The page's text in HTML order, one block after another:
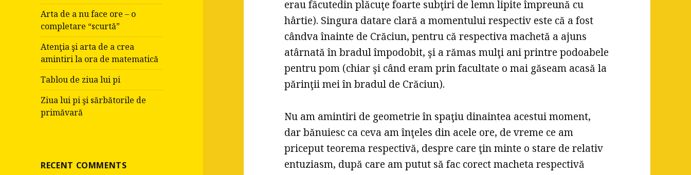
Arta de a nu face ore – o
completare “scurtă”
Atenţia şi arta de a crea
amintiri la ora de matematică
Tablou de ziua lui pi
Ziua lui pi şi sărbătorile de
primăvară
RECENT COMMENTS
erau făcutedin plăcuţe foarte subţiri de lemn lipite împreună cu
hârtie). Singura datare clară a momentului respectiv este că a fost
cândva înainte de Crăciun, pentru că respectiva machetă a ajuns
atârnată în bradul împodobit, şi a rămas mulţi ani printre podoabele
pentru pom (chiar şi când eram prin facultate o mai găseam acasă la
părinţii mei în bradul de Crăciun).
Nu am amintiri de geometrie în spaţiu dinaintea acestui moment,
dar bănuiesc ca ceva am înţeles din acele ore, de vreme ce am
priceput teorema respectivă, despre care ţin minte o stare de relativ
entuziasm, după care am putut să fac corect macheta respectivă